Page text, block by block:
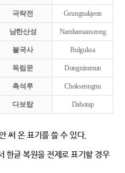
극락전 Geungnakjeon
남한산성 Namhansanseong
불국사 Bulguksa
독립문 Dongnimmun
촉석루 Chokseongnu
다보탑 Dabotap
써 온 표기를 쓸 수 있다.
한글 복원을 전제로 표기할 경우